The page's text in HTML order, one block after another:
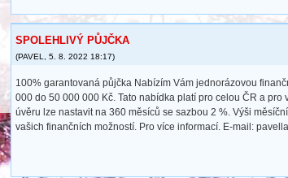
SPOLEHLIVÝ PŮJČKA
(PAVEL 5. 8. 2022 18:17)
100% garantovaná půjčka Nabízím Vám jednorázovou
000 do 50 000 000 Kč. Tato nabídka platí pro celou ČR a pro
úvěru lze nastavit na 360 měsíců se sazbou 2 %. Výši
vašich finančních možností. Pro více informací. E-mail: